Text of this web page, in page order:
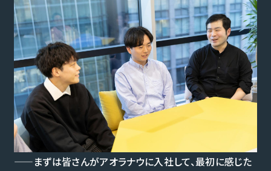
個人情報の取扱いについて
個人情報保護方針
品質方針
情報セキュリティポリシー
——まずは皆さんがアオラナウに入社して、最初に感じた